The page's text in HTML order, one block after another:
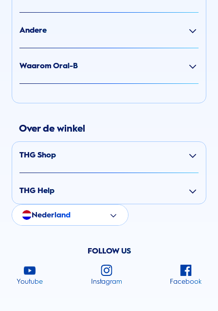
Andere
Waarom Oral-B
Over de winkel
THG Shop
THG Help
Nederland
FOLLOW US
Youtube Instagram Facebook